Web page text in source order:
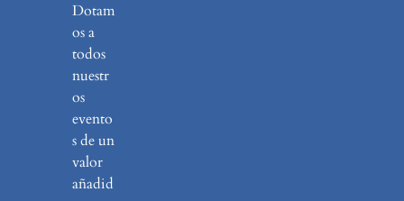
Dotam
os a
todos
nuestr
os
evento
s de un
valor
añadid